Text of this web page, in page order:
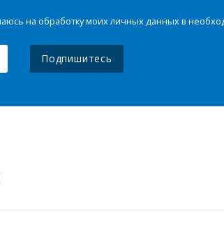
на обработку моих личных данных в
Подпишитесь